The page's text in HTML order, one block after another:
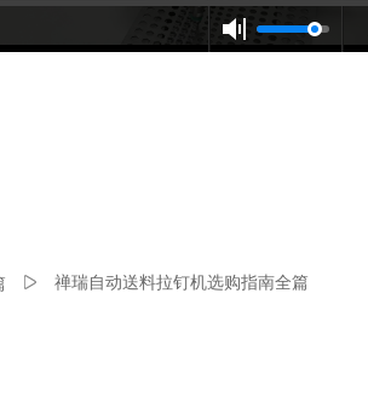
禅瑞自动送料拉钉机选购指南全篇